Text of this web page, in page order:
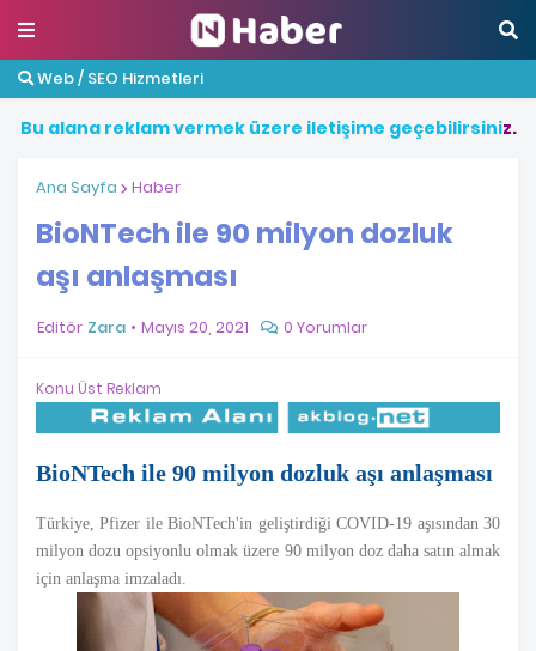
Web / SEO Hizmetleri
Bu alana reklamvermek üzere iletişime geçebilirsiniz.
Ana Sayfa Haber
BioNTech ile 90 milyon dozluk
aşı anlaşması
Editör Zara Mayıs 20, 2021 0 Yorumlar
Konu Üst Reklam
BioNTech ile 90 milyon dozluk aşı anlaşması
Türkiye, Pfizer ile BioNTech'in geliştirdiği COVID-19 aşısından 30
milyon dozu opsiyonlu olmak üzere 90 milyon doz daha satın almak
için anlaşma imzaladı.